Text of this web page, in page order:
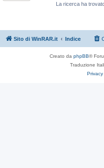
La ricerca ha
Sito di WinRAR.it Indice
Creato da phpBB®
Traduzione
Privacy